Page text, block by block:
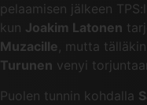
pelaamisen jälkeen
kun Joakim Latonen
Muzacille, mutta
Turunen venyi
Puolen tunnin kohdalla